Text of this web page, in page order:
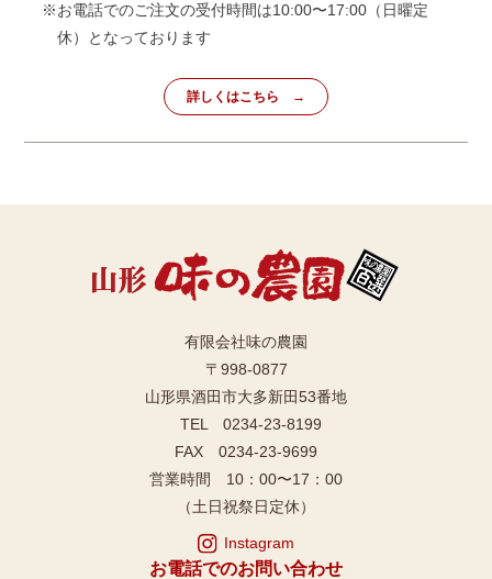
※お電話でのご注文の受付時間は10:00〜17:00（日曜定
休）となっております
詳しくはこちら
有限会社味の農園
〒998-0877
山形県酒田市大多新田53番地
TEL 0234-23-8199
FAX 0234-23-9699
営業時間 10：00〜17：00
（土日祝祭日定休）
Instagram
お電話でのお問い合わせ